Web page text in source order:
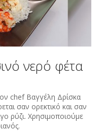
νερό φέτα
chef Βαγγέλη Δρίσκα
σαν ορεκτικό και σαν
ρύζι. Χρησιμοποιούμε